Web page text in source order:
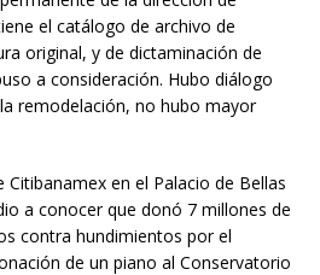
el catálogo de archivo de
original, y de dictaminación de
a consideración. Hubo diálogo
remodelación, no hubo mayor
en el Palacio de Bellas
a conocer que donó 7 millones de
contra hundimientos por el
de un piano al Conservatorio